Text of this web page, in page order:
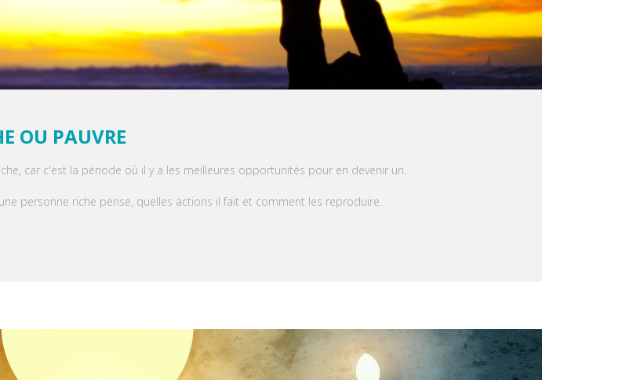
OU PAUVRE
car c'est la période où il y a les meilleures opportunités pour en devenir un.
personne riche pense, quelles actions il fait et comment les reproduire.